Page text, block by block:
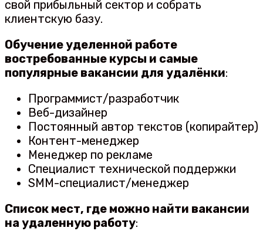
свой прибыльный сектор и собрать
клиентскую базу.
Обучение уделенной работе
востребованные курсы и самые
популярные вакансии для удалёнки:
Программист/разработчик
Веб-дизайнер
Постоянный автор текстов (копирайтер)
Контент-менеджер
Менеджер по рекламе
Специалист технической поддержки
SMM-специалист/менеджер
Список мест, где можно найти вакансии
на удаленную работу: